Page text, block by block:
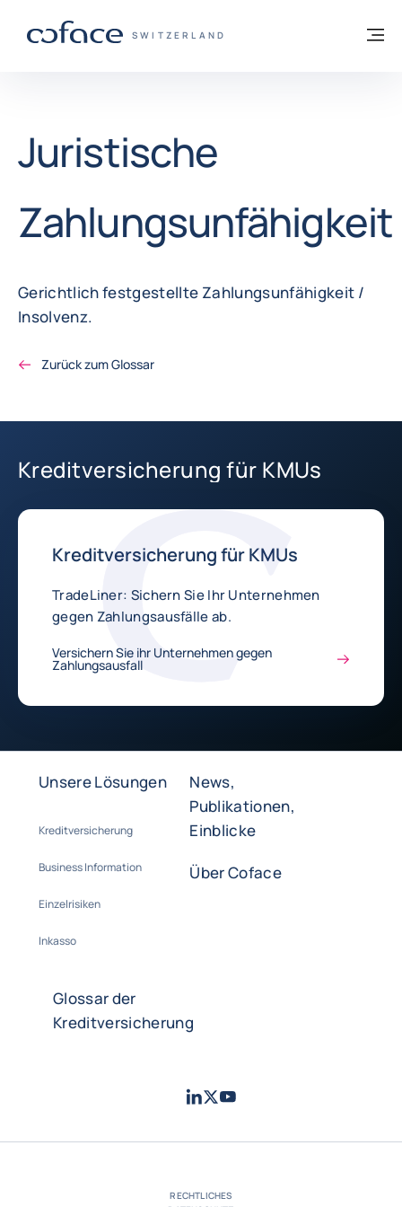
COFACE FOR TRADE - WEBSEITE DER
SWITZERLAND
Zurück zur Startseite
Juristische
Zahlungsunfähigkeit
Gerichtlich festgestellte Zahlungsunfähigkeit /
Insolvenz.
Zurück zum Glossar
Kreditversicherung für KMUs
Kreditversicherung für KMUs
TradeLiner: Sichern Sie Ihr Unternehmen
gegen Zahlungsausfälle ab.
Versichern Sie ihr Unternehmen gegen
Zahlungsausfall
Unsere Lösungen
Kreditversicherung
Business Information
Einzelrisiken
Inkasso
News,
Publikationen,
Einblicke
Über Coface
Glossar der
Kreditversicherung
LinkedIn
TwitterYoutube
RECHTLICHES